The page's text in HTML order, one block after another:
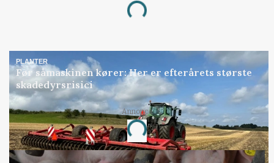
Loading...
PLANTER
Før såmaskinen kører: Her er efterårets største
skadedyrsrisici
Annonce
Loading...